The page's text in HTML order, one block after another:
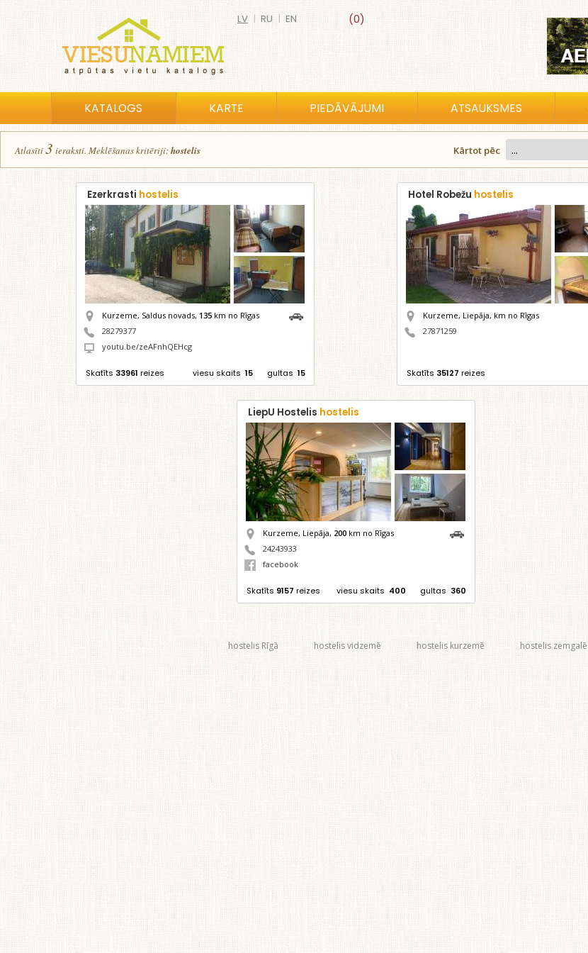
(0)
LV | RU | EN
KATALOGS KARTE PIEDĀVĀJUMI ATSAUKSMES
Atlasīti3 ieraksti. Meklēšanas kritēriji:hostelis Kārtot pēc
Ezerkrasti hostelis
Kurzeme, Saldus novads, 135km no Rīgas
28279377
youtu.be/zeAFnhQEHcg
Skatīts 33961 reizes gultas 15
viesu skaits 15
Hotel Robežu hostelis
Kurzeme, Liepāja, km no Rīgas
27871259
Skatīts 35127 reizes
LiepU Hostelis hostelis
Kurzeme, Liepāja, 200km no Rīgas
24243933
facebook
Skatīts 9157 reizes gultas 360
viesu skaits 400
hostelis Rīgā hostelis vidzemē hostelis kurzemē hostelis zemgalē